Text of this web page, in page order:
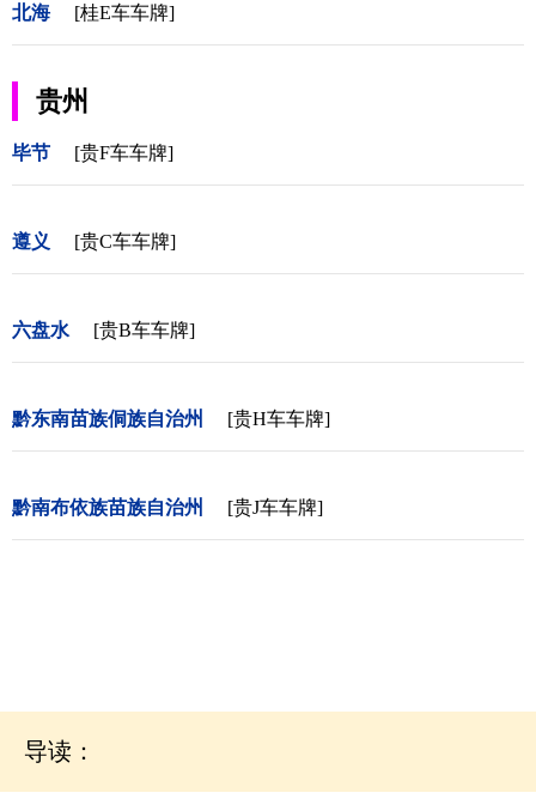
北海 [桂E车车牌]
贵州
毕节 [贵F车车牌]
遵义 [贵C车车牌]
六盘水 [贵B车车牌]
黔东南苗族侗族自治州 [贵H车车牌]
黔南布依族苗族自治州 [贵J车车牌]
导读：